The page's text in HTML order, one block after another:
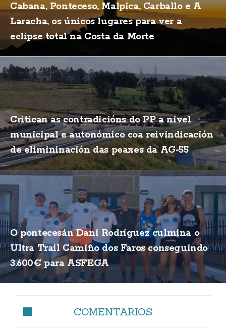
Cabana, Ponteceso, Malpica, Carballo e A
Laracha, os únicos lugares para ver a
eclipse total na Costa da Morte
Critican as contradicións do PP a nivel
municipal e autonómico coa reivindicación
de elimininación das peaxes da AG-55
O pontecesán Dani Rodríguez culmina o
Ultra Trail Camiño dos Faros conseguindo
3.600€ para ASFEGA
COMENTARIOS